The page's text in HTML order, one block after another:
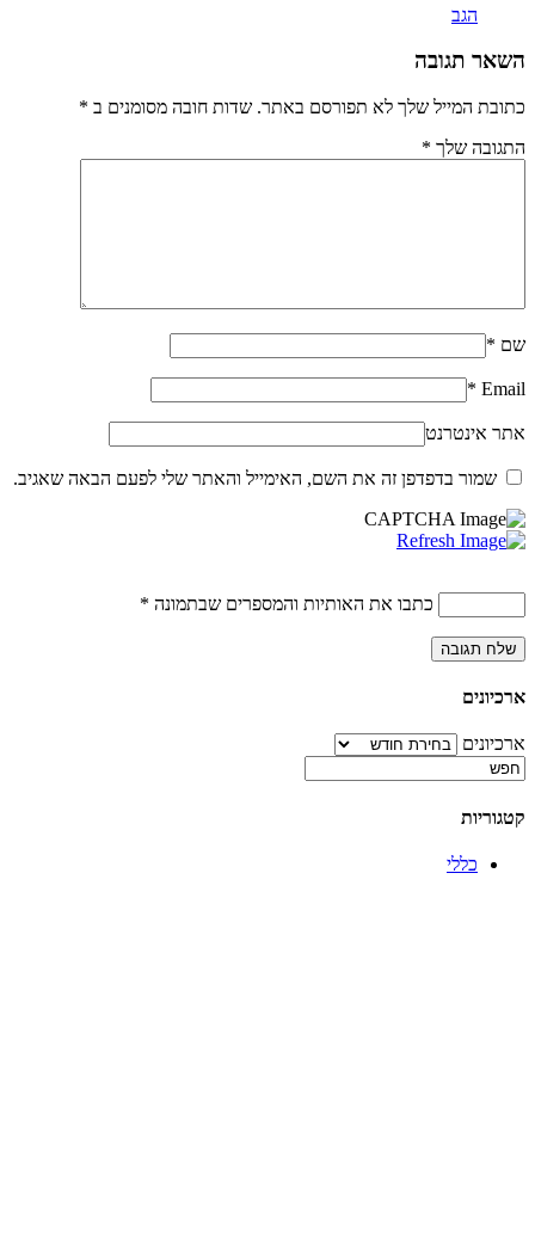
הגב
השאר תגובה
כתובת המייל שלך לא תפורסם באתר. שדות חובה מסומנים ב *
התגובה שלך *
שם *
Email
*
אתר אינטרנט
שמור בדפדפן זה את השם, האימייל והאתר שלי לפעם הבאה שאגיב.
כתבו את האותיות והמספרים שבתמונה *
ארכיונים
ארכיונים
קטגוריות
כללי